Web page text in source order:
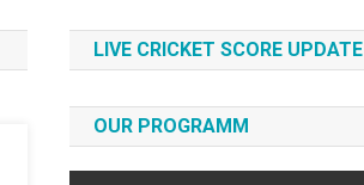
LIVE CRICKET SCORE UPDATE
OUR PROGRAMM